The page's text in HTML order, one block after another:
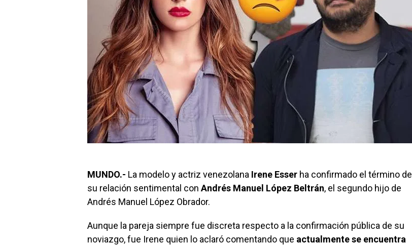
MUNDO.- La modelo y actriz venezolana Irene Esser ha confirmado el término de
su relación sentimental con Andrés Manuel López Beltrán, el segundo hijo de
Andrés Manuel López Obrador.
Aunque la pareja siempre fue discreta respecto a la confirmación pública de su
noviazgo, fue Irene quien lo aclaró comentando que actualmente se encuentra